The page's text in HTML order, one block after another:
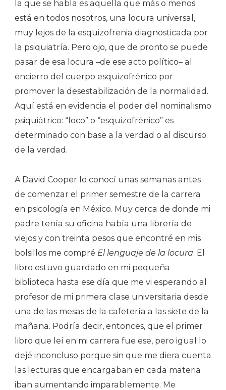
la que se habla es aquella que más o menos
está en todos nosotros, una locura universal,
muy lejos de la esquizofrenia diagnosticada por
la psiquiatría. Pero ojo, que de pronto se puede
pasar de esa locura –de ese acto político– al
encierro del cuerpo esquizofrénico por
promover la desestabilización de la normalidad.
Aquí está en evidencia el poder del nominalismo
psiquiátrico: “loco” o “esquizofrénico” es
determinado con base a la verdad o al discurso
de la verdad.
A David Cooper lo conocí unas semanas antes
de comenzar el primer semestre de la carrera
en psicología en México. Muy cerca de donde mi
padre tenía su oficina había una librería de
viejos y con treinta pesos que encontré en mis
bolsillos me compré El lenguaje de la locura. El
libro estuvo guardado en mi pequeña
biblioteca hasta ese día que me vi esperando al
profesor de mi primera clase universitaria desde
una de las mesas de la cafetería a las siete de la
mañana. Podría decir, entonces, que el primer
libro que leí en mi carrera fue ese, pero igual lo
dejé inconcluso porque sin que me diera cuenta
las lecturas que encargaban en cada materia
iban aumentando imparablemente. Me